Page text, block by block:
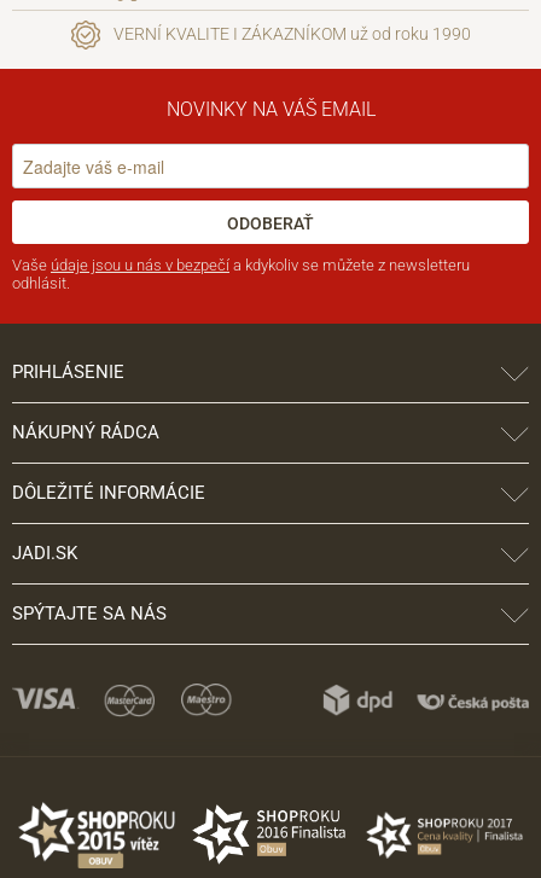
VERNÍ KVALITE I ZÁKAZNÍKOM už od roku 1990
NOVINKY NA VÁŠ EMAIL
ODOBERAŤ
Vaše údaje jsou u nás v bezpečí a kdykoliv se můžete z newsletteru
odhlásit.
PRIHLÁSENIE
NÁKUPNÝ RÁDCA
DÔLEŽITÉ INFORMÁCIE
JADI.SK
SPÝTAJTE SA NÁS